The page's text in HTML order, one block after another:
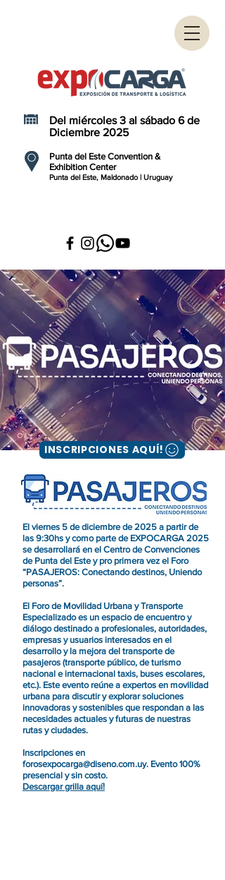
Punta del Este Convention &
Exhibition Center
Punta del Este, Maldonado | Uruguay
Del miércoles 3 al sábado 6 de
Diciembre 2025
INSCRIPCIONES AQUÍ!
El viernes 5 de diciembre de 2025 a partir de
las 9:30hs y como parte de EXPOCARGA 2025
se desarrollará en el Centro de Convenciones
de Punta del Este y pro primera vez el Foro
“PASAJEROS: Conectando destinos, Uniendo
personas”.
El Foro de Movilidad Urbana y Transporte
Especializado es un espacio de encuentro y
diálogo destinado a profesionales, autoridades,
empresas y usuarios interesados en el
desarrollo y la mejora del transporte de
pasajeros (transporte público, de turismo
nacional e internacional taxis, buses escolares,
etc.). Este evento reúne a expertos en movilidad
urbana para discutir y explorar soluciones
innovadoras y sostenibles que respondan a las
necesidades actuales y futuras de nuestras
rutas y ciudades.
Inscripciones en
forosexpocarga@diseno.com.uy. Evento 100%
presencial y sin costo.
Descargar grilla aquí!